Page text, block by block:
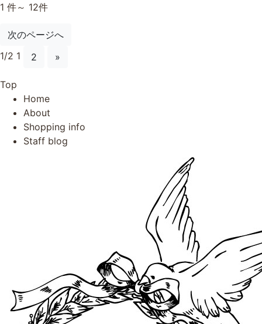
1 件～ 12件
次のページへ
1/2 1 2 »
Top
Home
About
Shopping info
Staff blog